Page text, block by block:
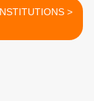
ELUS ET INSTITUTIONS >